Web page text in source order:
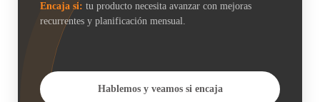
Encaja si: tu producto necesita avanzar con mejoras
recurrentes y planificación mensual.
Hablemos y veamos si encaja